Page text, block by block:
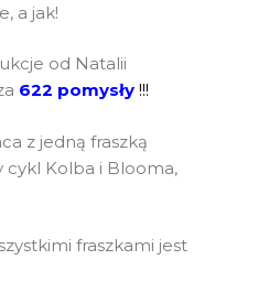
a jak!
od Natalii
622 pomysły !!!
z jedną fraszką
cykl Kolba i Blooma,
fraszkami jest